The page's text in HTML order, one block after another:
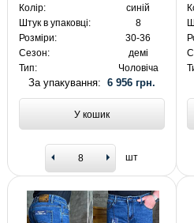
Колір:
синій
Штук в упаковці:
8
Розміри:
30-36
Сезон:
демі
Тип:
Чоловіча
За упакування: 6 956 грн.
У кошик
шт